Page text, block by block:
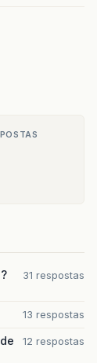
31 respostas
13 respostas
12 respostas